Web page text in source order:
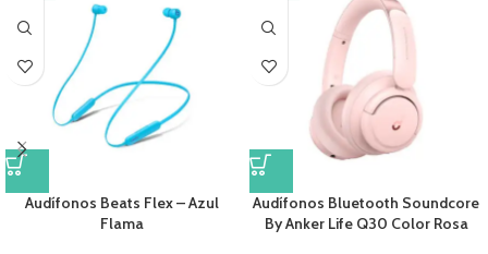
Audífonos Beats Flex – Azul
Flama
Audífonos Bluetooth Soundcore
By Anker Life Q30 Color Rosa